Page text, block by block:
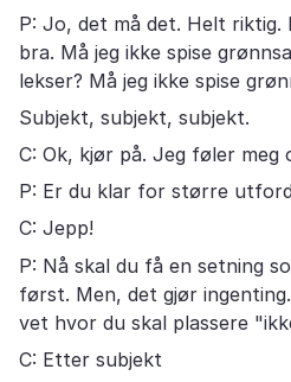
P: Jo, det må det. Helt riktig.
bra. Må jeg ikke spise
lekser? Må jeg ikke spise
Subjekt, subjekt, subjekt.
C: Ok, kjør på. Jeg føler meg
P: Er du klar for større
C: Jepp!
P: Nå skal du få en setning
først. Men, det gjør
vet hvor du skal plassere
C: Etter subjekt